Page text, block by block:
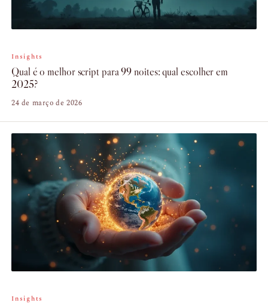
Insights
Qual é o melhor script para 99 noites: qual escolher em
2025?
24 de março de 2026
Insights